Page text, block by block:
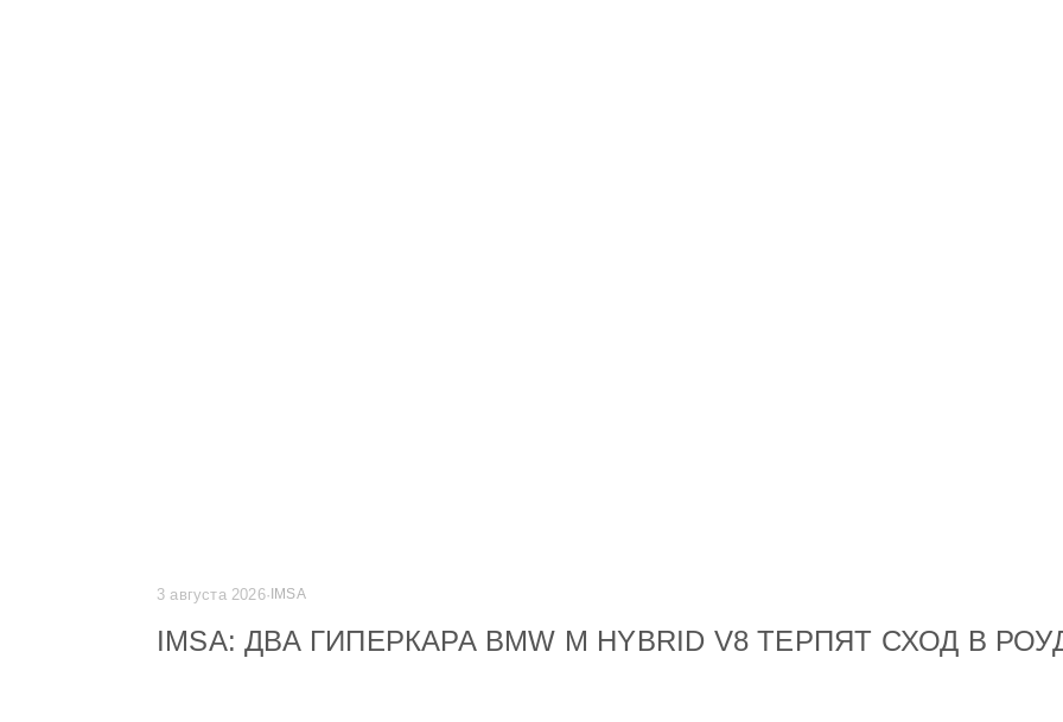
3 августа 2026· IMSA
IMSA: ДВА ГИПЕРКАРА BMW M HYBRID V8 ТЕРПЯТ СХОД В